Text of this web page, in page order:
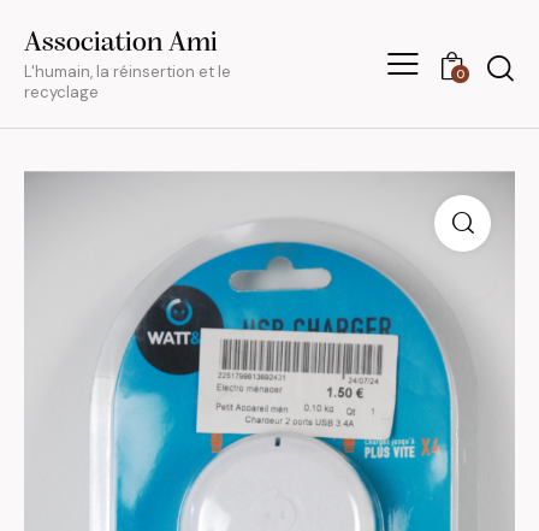
Association Ami
L'humain, la réinsertion et le
recyclage
0